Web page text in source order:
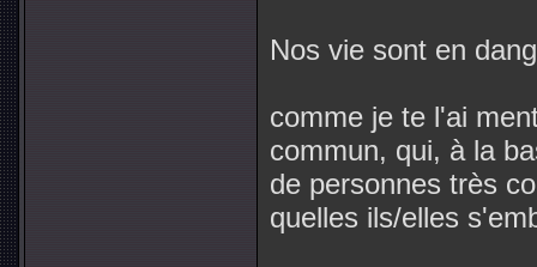
Nos vie sont en
comme je te l'ai
commun, qui, à la
de personnes très
quelles ils/elles